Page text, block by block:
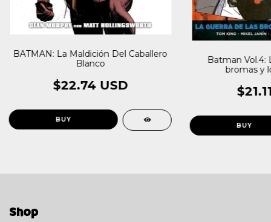
BATMAN: La Maldición Del Caballero
Blanco
$22.74 USD
Batman Vol.4:
bromas y
Shop